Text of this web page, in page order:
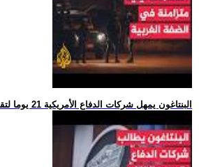
.. البنتاغون يمهل شركات الدفاع الأمريكية 21 يوما لتقديم خطط تسر